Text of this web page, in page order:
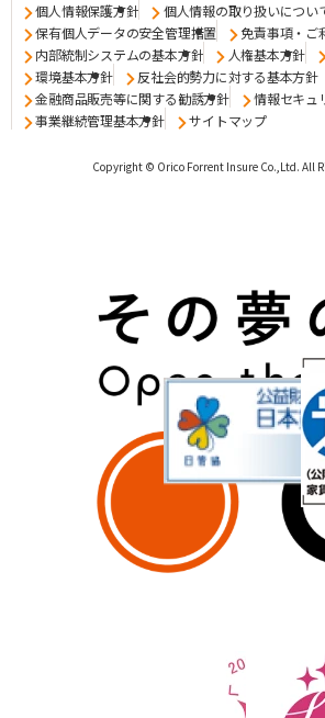
個人情報保護方針
個人情報の取り扱いについ
保有個人データの安全管理措置
免責事項・ご
内部統制システムの基本方針
人権基本方針
環境基本方針
反社会的勢力に対する基本方針
金融商品販売等に関する勧誘方針
情報セキュ
事業継続管理基本方針
サイトマップ
Copyright © Orico Forrent Insure Co.,Ltd. All